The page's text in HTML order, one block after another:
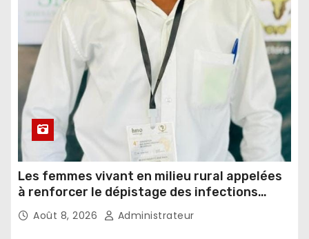
Les femmes vivant en milieu rural appelées
à renforcer le dépistage des infections
sexuellement transmissibles
Août 8, 2026 Administrateur